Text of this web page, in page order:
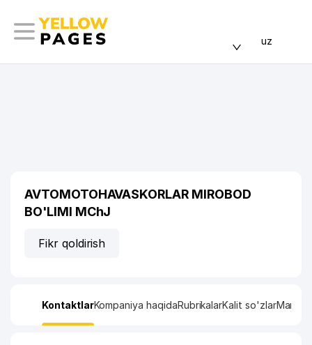
uz
AVTOMOTOHAVASKORLAR MIROBOD
BO'LIMI MChJ
Fikr qoldirish
KontaktlarKompaniya haqidaRubrikalarKalit so'zlarManzil